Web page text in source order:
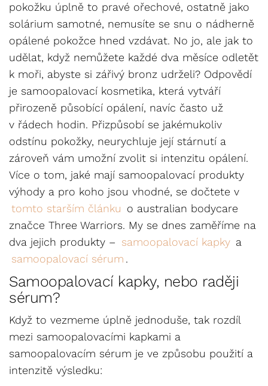
pokožku úplně to pravé ořechové, ostatně jako
solárium samotné, nemusíte se snu o nádherně
opálené pokožce hned vzdávat. No jo, ale jak to
udělat, když nemůžete každé dva měsíce odletět
k moři, abyste si zářivý bronz udrželi? Odpovědí
je samoopalovací kosmetika, která vytváří
přirozeně působící opálení, navíc často už
v řádech hodin. Přizpůsobí se jakémukoliv
odstínu pokožky, neurychluje její stárnutí a
zároveň vám umožní zvolit si intenzitu opálení.
Více o tom, jaké mají samoopalovací produkty
výhody a pro koho jsou vhodné, se dočtete v
tomto starším článku o australian bodycare
značce Three Warriors. My se dnes zaměříme na
dva jejich produkty – samoopalovací kapky a
samoopalovací sérum .
Samoopalovací kapky, nebo raději
sérum?
Když to vezmeme úplně jednoduše, tak rozdíl
mezi samoopalovacími kapkami a
samoopalovacím sérum je ve způsobu použití a
intenzitě výsledku: